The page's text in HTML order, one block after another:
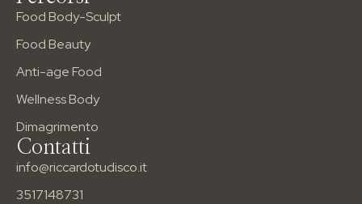
Food Body-Sculpt
Food Beauty
Anti-age Food
Wellness Body
Dimagrimento
Contatti
info@riccardotudisco.it
3517148731